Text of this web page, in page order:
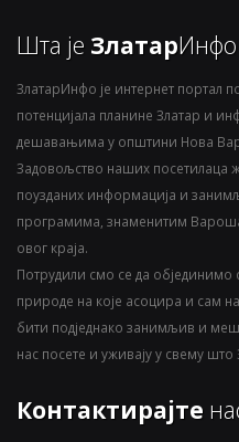
Шта је ЗлатарИнфо
ЗлатарИнфо је интернет портал
потенцијала планине Златар и
дешавањима у општини Нова
Задовољство наших посетилаца
поузданих информација и
програмима, знаменитим
овог краја.
Потрудили смо се да објединимо
природе на које асоцира и сам
бити подједнако занимљив и
нас посете и уживају у свему
Контактирајте